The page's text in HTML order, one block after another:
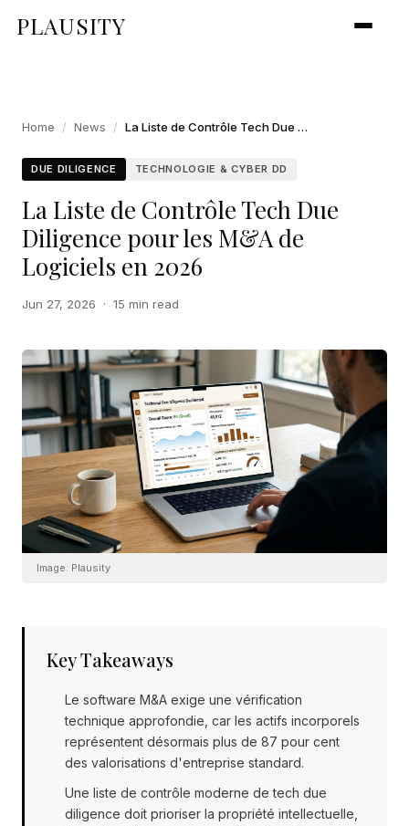
PLAUSITY
Home / News / La Liste de Contrôle Tech Due Diligence pour les M&A de Logiciels en 2026
DUE DILIGENCE TECHNOLOGIE & CYBER DD
La Liste de Contrôle Tech Due
Diligence pour les M&A de
Logiciels en 2026
Jun 27, 2026 · 15 min read
Image: Plausity
Key Takeaways
Le software M&A exige une vérification
technique approfondie, car les actifs incorporels
représentent désormais plus de 87 pour cent
des valorisations d'entreprise standard.
Une liste de contrôle moderne de tech due
diligence doit prioriser la propriété intellectuelle,